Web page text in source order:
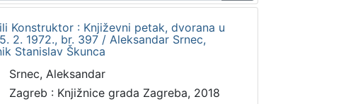
Konstruktor : Književni petak, dvorana u
2. 1972., br. 397 / Aleksandar Srnec,
Stanislav Škunca
Srnec, Aleksandar
Zagreb : Knjižnice grada Zagreba, 2018